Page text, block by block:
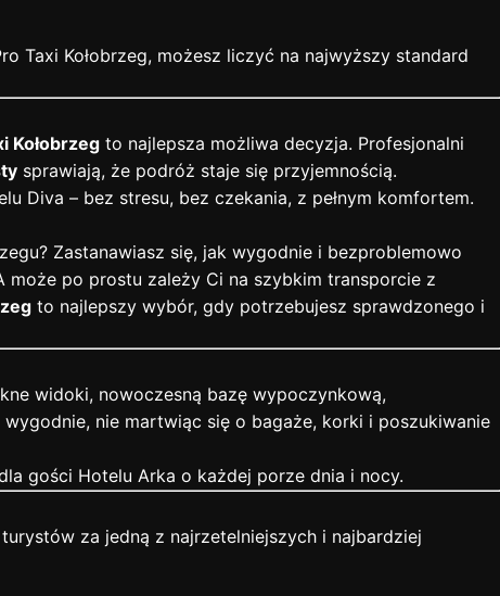
Taxi Kołobrzeg, możesz liczyć na najwyższy standard
Kołobrzeg to najlepsza możliwa decyzja. Profesjonalni
sprawiają, że podróż staje się przyjemnością.
Diva – bez stresu, bez czekania, z pełnym komfortem.
Zastanawiasz się, jak wygodnie i bezproblemowo
może po prostu zależy Ci na szybkim transporcie z
to najlepszy wybór, gdy potrzebujesz sprawdzonego i
widoki, nowoczesną bazę wypoczynkową,
nie martwiąc się o bagaże, korki i poszukiwanie
gości Hotelu Arka o każdej porze dnia i nocy.
za jedną z najrzetelniejszych i najbardziej